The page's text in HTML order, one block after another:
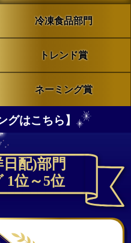
冷凍食品部門
トレンド賞
ネーミング賞
グはこちら】
配)部門
1位～5位